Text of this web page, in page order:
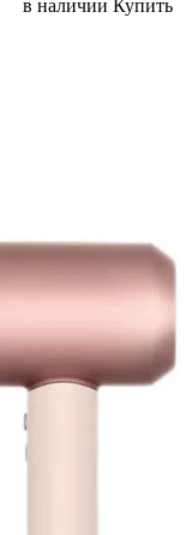
в наличии Купить